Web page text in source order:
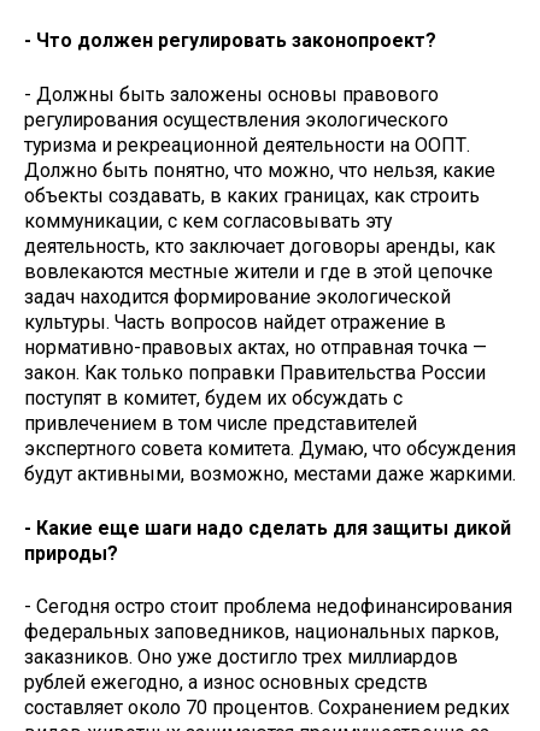
- Что должен регулировать законопроект?
- Должны быть заложены основы правового
регулирования осуществления экологического
туризма и рекреационной деятельности на ООПТ.
Должно быть понятно, что можно, что нельзя, какие
объекты создавать, в каких границах, как строить
коммуникации, с кем согласовывать эту
деятельность, кто заключает договоры аренды, как
вовлекаются местные жители и где в этой цепочке
задач находится формирование экологической
культуры. Часть вопросов найдет отражение в
нормативно-правовых актах, но отправная точка —
закон. Как только поправки Правительства России
поступят в комитет, будем их обсуждать с
привлечением в том числе представителей
экспертного совета комитета. Думаю, что обсуждения
будут активными, возможно, местами даже жаркими.
- Какие еще шаги надо сделать для защиты дикой
природы?
- Сегодня остро стоит проблема недофинансирования
федеральных заповедников, национальных парков,
заказников. Оно уже достигло трех миллиардов
рублей ежегодно, а износ основных средств
составляет около 70 процентов. Сохранением редких